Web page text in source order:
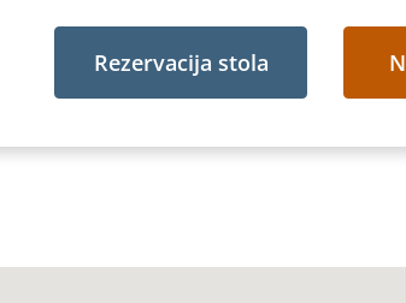
Rezervacija stola